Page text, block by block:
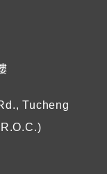
Tucheng